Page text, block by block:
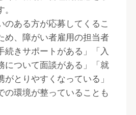
のある方が応募してくるこ
め、障がい者雇用の担当者
続きサポートがある」「入
について面談がある」「就
とりやすくなっている」
の環境が整っていることも